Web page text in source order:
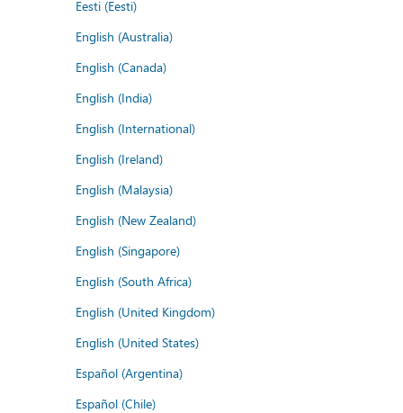
Eesti (Eesti)
English (Australia)
English (Canada)
English (India)
English (International)
English (Ireland)
English (Malaysia)
English (New Zealand)
English (Singapore)
English (South Africa)
English (United Kingdom)
English (United States)
Español (Argentina)
Español (Chile)